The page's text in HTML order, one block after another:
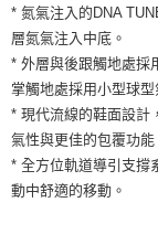
便利好安心！
１．簡單：不需註冊
２．便利：只要手機
３．安心：先確認商
【「AFTEE先享後付
結帳頁面，進行簡訊
２．訂單成立數日內
３．收到繳費通知簡
運送方式
全家取貨付款
每筆NT$60，滿
付款後全家取貨
每筆NT$60，滿
* 氮氣注入的DNA
層氮氣注入中底。
* 外層與後跟觸地處採
掌觸地處採用小型球
* 現代流線的鞋面設計
氣性與更佳的包覆功
* 全方位軌道導引支撐
動中舒適的移動。